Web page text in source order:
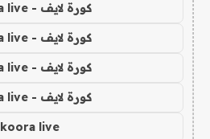
كورة لايف - koora live
كورة لايف - koora live
كورة لايف - koora live
كورة لايف - koora live
koora live